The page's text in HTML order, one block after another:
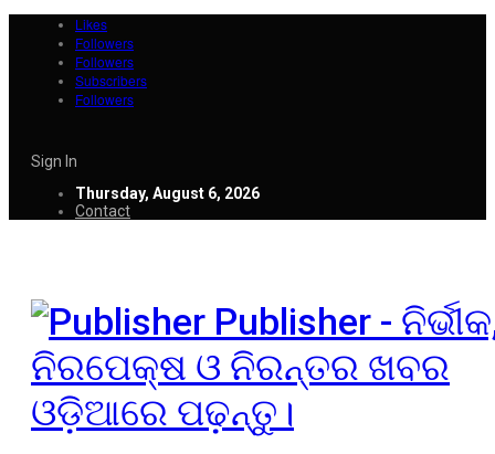
Likes
Followers
Followers
Subscribers
Followers
Sign In
Thursday, August 6, 2026
Contact
Publisher -
ନିରପେକ୍ଷ ଓ ନିରନ୍ତର ଖବର
ଓଡ଼ିଆରେ ପଢ଼ନ୍ତୁ।